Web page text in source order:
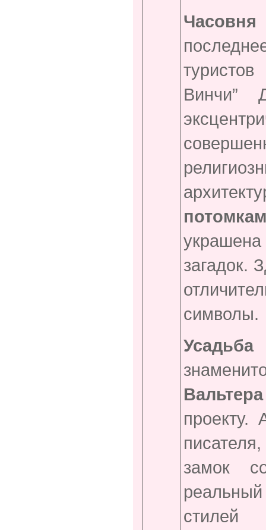
Винчи”
загадок.
символы.
Усадьба
проекту.
замок
стилей